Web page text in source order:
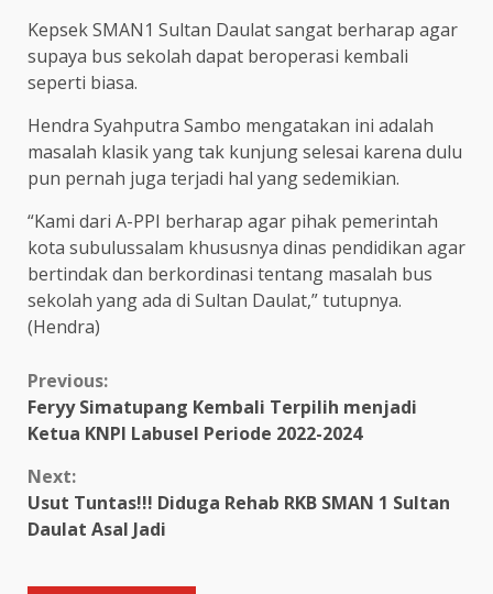
Kepsek SMAN1 Sultan Daulat sangat berharap agar
supaya bus sekolah dapat beroperasi kembali
seperti biasa.
Hendra Syahputra Sambo mengatakan ini adalah
masalah klasik yang tak kunjung selesai karena dulu
pun pernah juga terjadi hal yang sedemikian.
“Kami dari A-PPI berharap agar pihak pemerintah
kota subulussalam khususnya dinas pendidikan agar
bertindak dan berkordinasi tentang masalah bus
sekolah yang ada di Sultan Daulat,” tutupnya.
(Hendra)
Continue
Reading
Previous:
Feryy Simatupang Kembali Terpilih menjadi
Ketua KNPI Labusel Periode 2022-2024
Next:
Usut Tuntas!!! Diduga Rehab RKB SMAN 1 Sultan
Daulat Asal Jadi